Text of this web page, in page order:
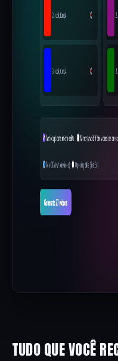
TUDO QUE VOCÊ